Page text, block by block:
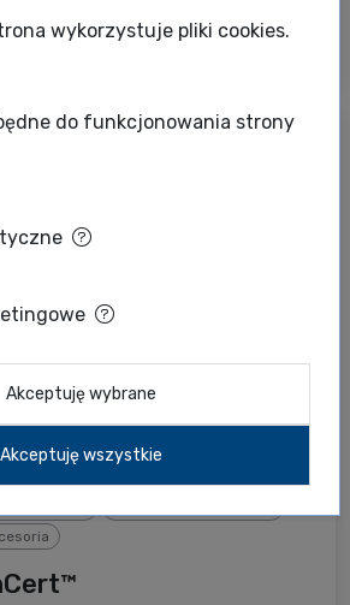
wykorzystuje pliki cookies.
do funkcjonowania strony
Akceptuję wybrane
Akceptuję wszystkie